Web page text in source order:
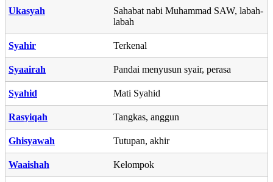
Ukasyah
Sahabat nabi Muhammad SAW, labah-
labah
Syahir Terkenal
Syaairah Pandai menyusun syair, perasa
Syahid Mati Syahid
Rasyiqah Tangkas, anggun
Ghisyawah Tutupan, akhir
Waaishah Kelompok